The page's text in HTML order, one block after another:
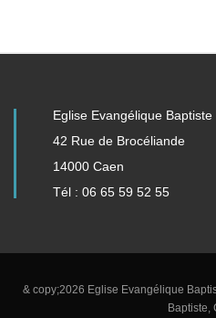
Eglise Evangélique Baptiste
42 Rue de Brocéliande
14000 Caen
Tél : 06 65 59 52 55
& copy;2026 Eglise Evangélique
Baptiste,